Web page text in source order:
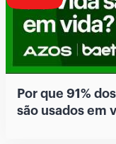
Por que 91%
são usados em